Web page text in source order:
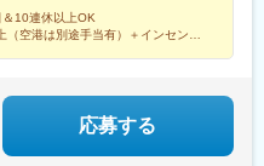
駅、汐留駅、高島町駅、新宿三丁
10連休以上OK
空港は別途手当有）＋インセン
円支給
応募する